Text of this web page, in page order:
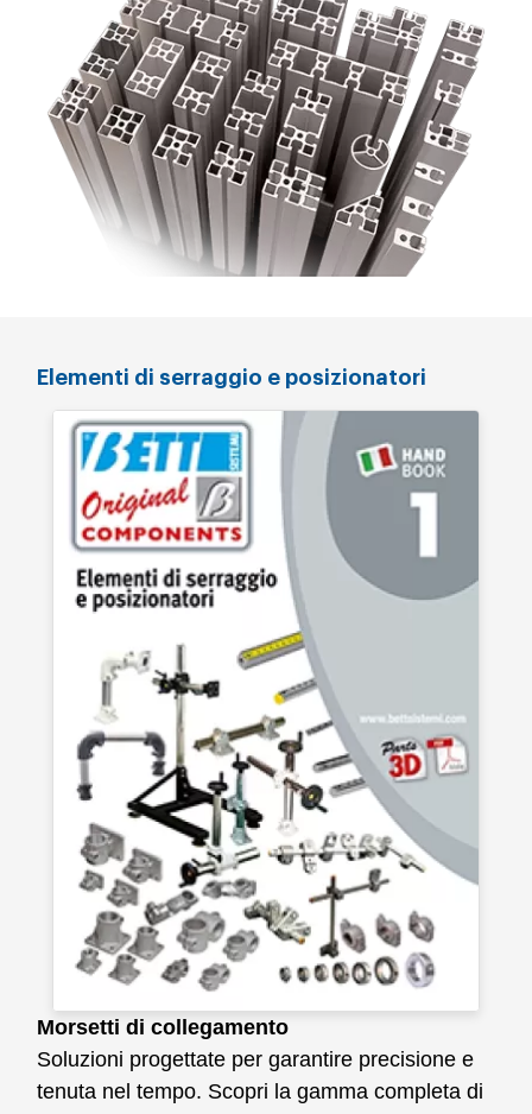
Elementi di serraggio e posizionatori
Morsetti di collegamento
Soluzioni progettate per garantire precisione e
tenuta nel tempo. Scopri la gamma completa di